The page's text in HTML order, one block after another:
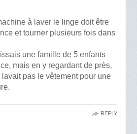
à laver le linge doit être
et tourner plusieurs fois dans
une famille de 5 enfants
mais en y regardant de près,
lavait pas le vêtement pour une
REPLY